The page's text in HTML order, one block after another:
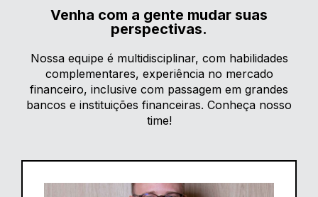
Venha com a gente mudar suas
perspectivas.
Nossa equipe é multidisciplinar, com habilidades
complementares, experiência no mercado
financeiro, inclusive com passagem em grandes
bancos e instituições financeiras. Conheça nosso
time!